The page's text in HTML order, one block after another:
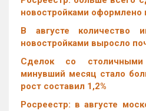
новостройками оформлено
В августе количество
новостройками выросло
Cделок со
минувший месяц стало
рост составил 1,2%
Росреестр: в августе